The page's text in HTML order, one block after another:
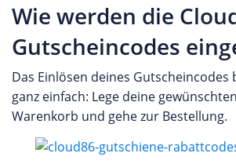
Wie werden die
Gutscheincodes
Das Einlösen deines Gutscheincodes
ganz einfach: Lege deine
Warenkorb und gehe zur Bestellung.